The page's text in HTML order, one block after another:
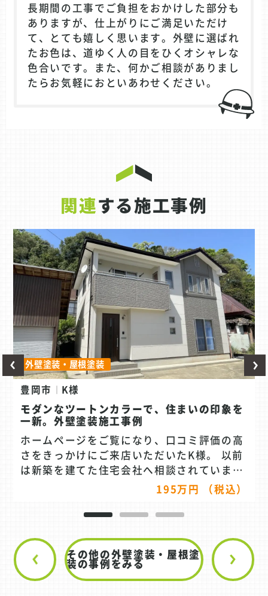
長期間の工事でご負担をおかけした部分も
ありますが、仕上がりにご満足いただけ
て、とても嬉しく思います。外壁に選ばれ
たお色は、道ゆく人の目をひくオシャレな
色合いです。また、何かご相談がありまし
たらお気軽におといあわせください。
関連する施工事例
外壁塗装・屋根塗装
豊岡市 K様
モダンなツートンカラーで、住まいの印象を
一新。外壁塗装施工事例
ホームページをご覧になり、口コミ評価の高
さをきっかけにご来店いただいたK様。 以前
は新築を建てた住宅会社へ相談されていまし
たが、現在は対応が難しい状況となっていた
さいました。 お住まいは築20年以上が経過
象が見られる状態に。また、パワーボード特
有の目地部分やレンガ調サイディングには細
かなひび割れも発生しており、経年劣化が進
195万円 （税込）
その他の外壁塗装・屋根塗
装の事例をみる